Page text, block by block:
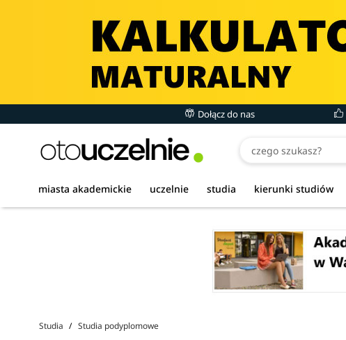
Dołącz do nas
miasta akademickie uczelnie studia kierunki studiów
Studia Studia podyplomowe